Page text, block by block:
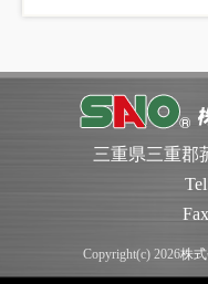
三重県三重郡
Copyright(c) 2026株